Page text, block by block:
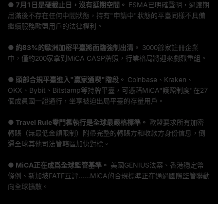
● 7月1日是硬截止日，沒有延期空間。 ESMA已明確聲明，過渡期
屆滿後不存在任何中間狀態，持有"申請中"狀態的平臺同樣不具備
繼續服務歐盟用戶的法律權利。
● 約83%的歐洲加密平臺將面臨強制出清。 3000餘家註冊企業
中，僅約200家拿到MiCA CASP牌照，行業格局將迎來劇烈重組。
● 頭部合規平臺進入"贏家通喫"階段。 Coinbase、Kraken、
OKX、Bybit、Bitstamp等持牌平臺，可憑藉MiCA"護照制度"在27
個成員國一證通行，坐享被迫出局平臺的存量用戶。
● Travel Rule零門檻執行是全球最嚴格標準。 歐盟要求所有加密
轉賬（無最低金額限制）附帶完整的轉賬方和收款方身份信息，倒
逼全球其他司法管轄區加快對標。
● MiCA正在成爲全球監管基準。 美國GENIUS法案、香港穩定幣
條例、新加坡FATF互評……MiCA的合規標準正在通過國際監管聯動
向全球擴散。